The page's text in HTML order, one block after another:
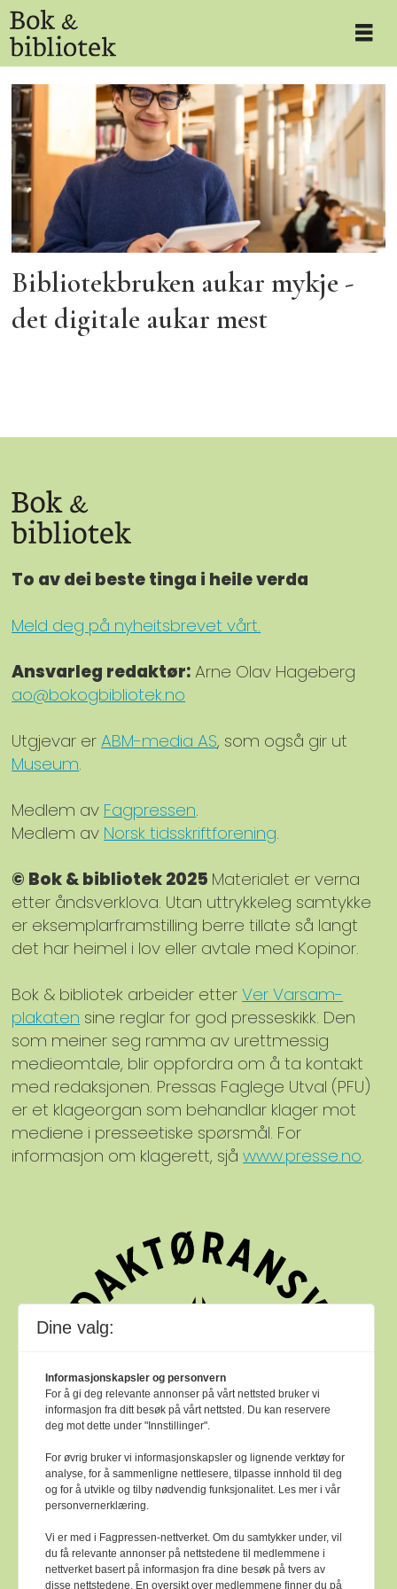
Tag:
fag-
og
forskningsbibliotek
Bibliotekbruken aukar mykje -
det digitale aukar mest
To av dei beste tinga i heile verda
Meld deg på nyheitsbrevet vårt.
Ansvarleg redaktør:Arne Olav Hageberg
ao@bokogbibliotek.no
Utgjevar erABM-media AS, som også gir ut
Museum.
Medlem av Fagpressen.
Medlem av Norsk tidsskriftforening.
© Bok & bibliotek 2025 Materialet er verna
etter åndsverklova. Utan uttrykkeleg samtykke
er eksemplarframstilling berre tillate så langt
det har heimel i lov eller avtale med Kopinor.
Bok & bibliotek arbeider etterVer Varsam-
plakaten sine reglar for god presseskikk. Den
som meiner seg ramma av urettmessig
medieomtale, blir oppfordra om å ta kontakt
med redaksjonen. Pressas Faglege Utval (PFU)
er et klageorgan som behandlar klager mot
mediene i presseetiske spørsmål. For
informasjon om klagerett, sjåwww.presse.no.
Bok & bibliotek arbeider etterVer Varsam -
Dine valg:
Informasjonskapsler og personvern
For å gi deg relevante annonser på vårt nettsted bruker vi
informasjon fra ditt besøk på vårt nettsted. Du kan reservere
deg mot dette under "Innstillinger".
For øvrig bruker vi informasjonskapsler og lignende verktøy for
analyse, for å sammenligne nettlesere, tilpasse innhold til deg
og for å utvikle og tilby nødvendig funksjonalitet. Les mer i vår
personvernerklæring.
Vi er med i Fagpressen-nettverket. Om du samtykker under, vil
du få relevante annonser på nettstedene til medlemmene i
nettverket basert på informasjon fra dine besøk på tvers av
disse nettstedene. En oversikt over medlemmene finner du på